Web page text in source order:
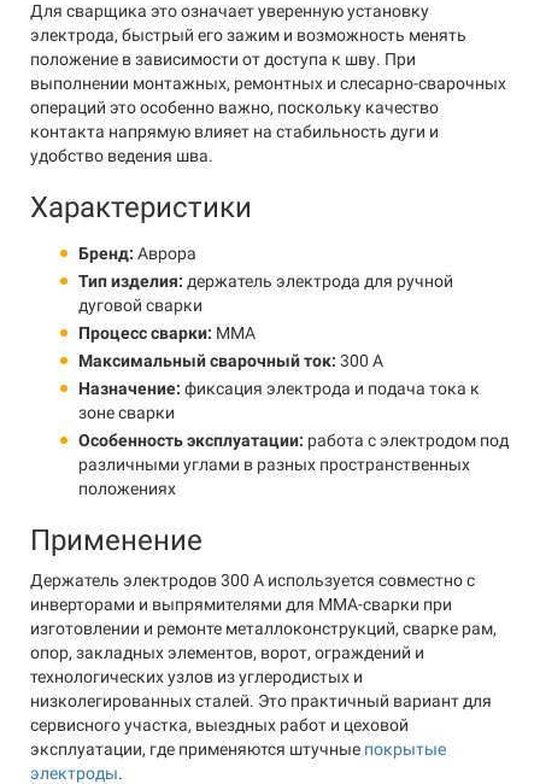
Для сварщика это означает уверенную установку
электрода, быстрый его зажим и возможность менять
положение в зависимости от доступа к шву. При
выполнении монтажных, ремонтных и слесарно-сварочных
операций это особенно важно, поскольку качество
контакта напрямую влияет на стабильность дуги и
удобство ведения шва.
Характеристики
Бренд: Аврора
Тип изделия: держатель электрода для ручной
дуговой сварки
Процесс сварки: MMA
Максимальный сварочный ток: 300 А
Назначение: фиксация электрода и подача тока к
зоне сварки
Особенность эксплуатации: работа с электродом под
различными углами в разных пространственных
положениях
Применение
Держатель электродов 300 А используется совместно с
инверторами и выпрямителями для MMA-сварки при
изготовлении и ремонте металлоконструкций, сварке рам,
опор, закладных элементов, ворот, ограждений и
технологических узлов из углеродистых и
низколегированных сталей. Это практичный вариант для
сервисного участка, выездных работ и цеховой
эксплуатации, где применяются штучные покрытые
электроды.